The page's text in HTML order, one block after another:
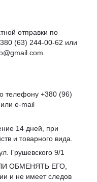
отправки по
(63) 244-00-62 или
телефону +380 (96)
e-mail
14 дней, при
и товарного вида.
Грушевского 9/1
ОБМЕНЯТЬ ЕГО,
и не имеет следов